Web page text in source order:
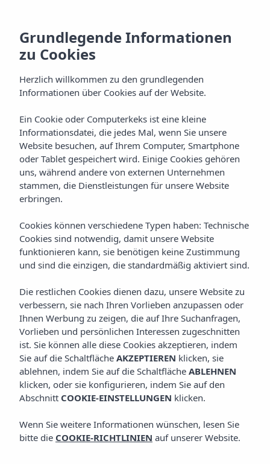
Vibra Panoramic
Apartments
Ibiza-stadt
Ibiza Ibiza-Stadt VIBRA PANORAMIC APARTMENTS
Vibra Panoramic Apartments
Vibra Panoramic
Apartments
in Playa de
Figueretas, ganz in
Grundlegende Informationen
zu Cookies
Herzlich willkommen zu den grundlegenden
Informationen über Cookies auf der Website.
Ein Cookie oder Computerkeks ist eine kleine
Informationsdatei, die jedes Mal, wenn Sie unsere
Website besuchen, auf Ihrem Computer, Smartphone
oder Tablet gespeichert wird. Einige Cookies gehören
uns, während andere von externen Unternehmen
stammen, die Dienstleistungen für unsere Website
erbringen.
Cookies können verschiedene Typen haben: Technische
Cookies sind notwendig, damit unsere Website
funktionieren kann, sie benötigen keine Zustimmung
und sind die einzigen, die standardmäßig aktiviert sind.
Die restlichen Cookies dienen dazu, unsere Website zu
verbessern, sie nach Ihren Vorlieben anzupassen oder
Ihnen Werbung zu zeigen, die auf Ihre Suchanfragen,
Vorlieben und persönlichen Interessen zugeschnitten
ist. Sie können alle diese Cookies akzeptieren, indem
Sie auf die Schaltfläche AKZEPTIEREN klicken, sie
ablehnen, indem Sie auf die Schaltfläche ABLEHNEN
klicken, oder sie konfigurieren, indem Sie auf den
Abschnitt COOKIE-EINSTELLUNGEN klicken.
Wenn Sie weitere Informationen wünschen, lesen Sie
bitte die COOKIE-RICHTLINIEN auf unserer Website.